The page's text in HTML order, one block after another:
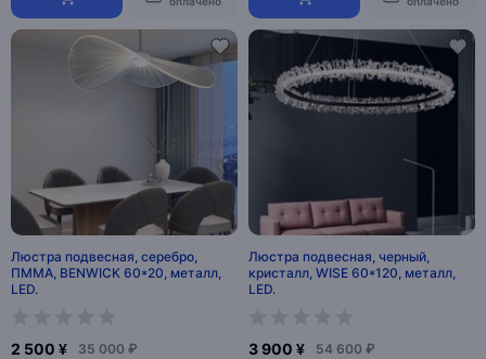
Люстра подвесная, серебро,
ПММА, BENWICK 60*20, металл,
LED.
2 500 ¥ 35 000 ₽
Люстра подвесная, черный,
кристалл, WISE 60*120, металл,
LED.
3 900 ¥ 54 600 ₽